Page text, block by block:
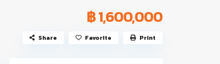
฿ 1,600,000
Share Favorite Print